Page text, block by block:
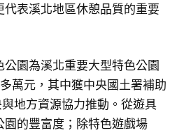
表溪北地區休憩品質的重要
園為溪北重要大型特色公園
萬元，其中獲中央國土署補助
地方資源協力推動。從遊具
的豐富度；除特色遊戲場